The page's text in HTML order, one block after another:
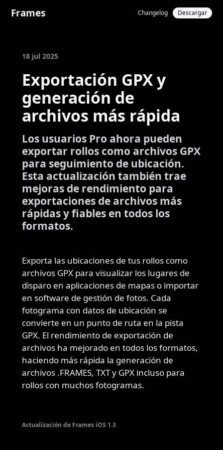
Frames Changelog Descargar
18 jul 2025
Exportación GPX y
generación de
archivos más rápida
Los usuarios Pro ahora pueden
exportar rollos como archivos GPX
para seguimiento de ubicación.
Esta actualización también trae
mejoras de rendimiento para
exportaciones de archivos más
rápidas y fiables en todos los
formatos.
Exporta las ubicaciones de tus rollos como
archivos GPX para visualizar los lugares de
disparo en aplicaciones de mapas o importar
en software de gestión de fotos. Cada
fotograma con datos de ubicación se
convierte en un punto de ruta en la pista
GPX. El rendimiento de exportación de
archivos ha mejorado en todos los formatos,
haciendo más rápida la generación de
archivos .FRAMES, TXT y GPX incluso para
rollos con muchos fotogramas.
Actualización de Frames iOS 1.3